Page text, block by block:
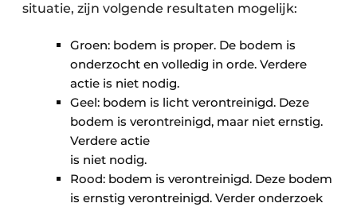
situatie, zijn volgende resultaten mogelijk:
Groen: bodem is proper. De bodem is
onderzocht en volledig in orde. Verdere
actie is niet nodig.
Geel: bodem is licht verontreinigd. Deze
bodem is verontreinigd, maar niet ernstig.
Verdere actie
is niet nodig.
Rood: bodem is verontreinigd. Deze bodem
is ernstig verontreinigd. Verder onderzoek